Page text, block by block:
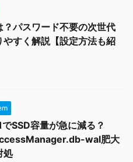
？パスワード不要の次世代
やすく解説【設定方法も紹
SSD容量が急に減る？
wal肥大
処